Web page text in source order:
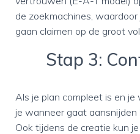
de zoekmachines,
gaan claimen op de groot
Stap 3:
Als je plan compleet is en
je wanneer gaat
Ook tijdens de creatie kun